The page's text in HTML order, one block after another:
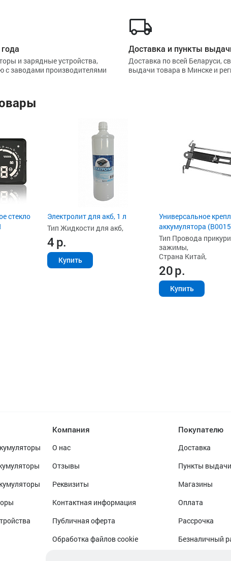
и зарядные устройства,
с заводами производителями
Доставка и пункты
Доставка по всей Беларуси,
выдачи товара в Минске и
стекло
Электролит для акб, 1 л
Тип Жидкости для акб,
4р.
Купить
Универсальное
аккумулятора
Тип Провода
зажимы,
Страна Китай,
20р.
Купить
Компания
О нас
Отзывы
Реквизиты
Контактная информация
Публичная оферта
Обработка файлов cookie
Покупателю
Доставка
Пункты выдачи
Магазины
Оплата
Рассрочка
Безналичный